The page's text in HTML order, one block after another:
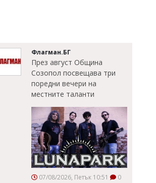
Флагман.БГ
През август Община
Созопол посвещава три
поредни вечери на
местните таланти
07/08/2026, Петък 10:51 0